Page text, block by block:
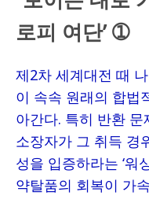
로피 여단’ ➀
제2차 세계대전 때
이 속속 원래의 합법
아간다. 특히 반환
소장자가 그 취득 경
성을 입증하라는 ‘워
약탈품의 회복이 가